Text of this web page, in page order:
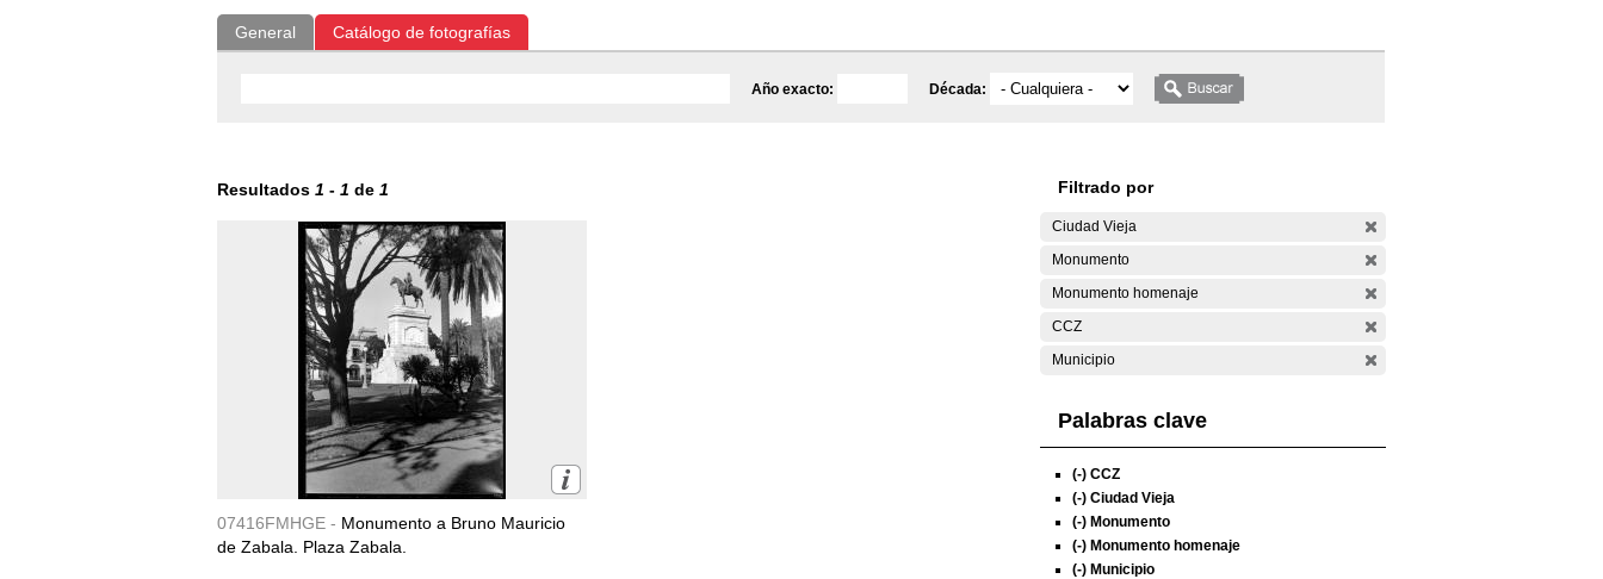
General Catálogo de fotografías
Año exacto: Década:
Resultados 1 - 1 de 1
07416FMHGE - Monumento a Bruno Mauricio
de Zabala. Plaza Zabala.
Filtrado por
Ciudad Vieja
Monumento
Monumento homenaje
CCZ
Municipio
Palabras clave
(-) CCZ
(-) Ciudad Vieja
(-) Monumento
(-) Monumento homenaje
(-) Municipio